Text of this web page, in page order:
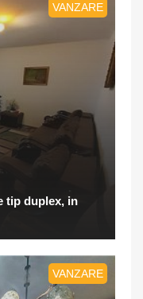
VANZARE
tip duplex, in
VANZARE